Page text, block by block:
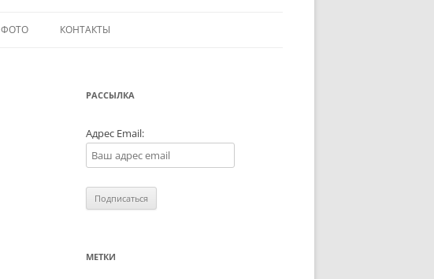
ФОТО КОНТАКТЫ
РАССЫЛКА
Адрес Email:
МЕТКИ